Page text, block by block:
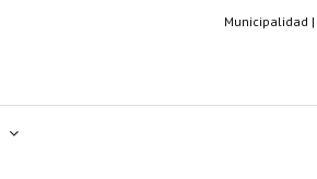
Municipalidad |